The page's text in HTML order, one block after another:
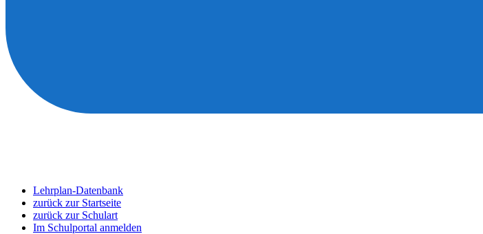
Lehrplan-Datenbank
zurück zur Startseite
zurück zur Schulart
Im Schulportal anmelden